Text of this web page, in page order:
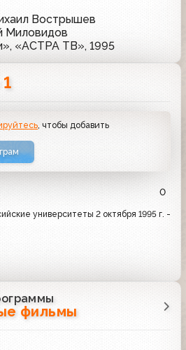
Вострышев
Миловидов
«АСТРА ТВ», 1995
1
, чтобы добавить
0
университеты 2 октября 1995 г. -
фильмы